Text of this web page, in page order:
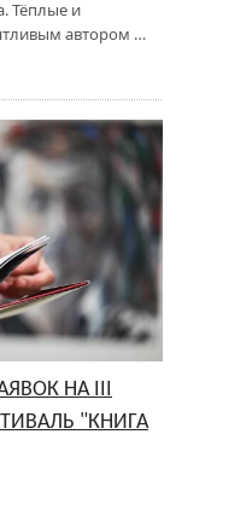
Тёплые и
автором …
НА III
"КНИГА